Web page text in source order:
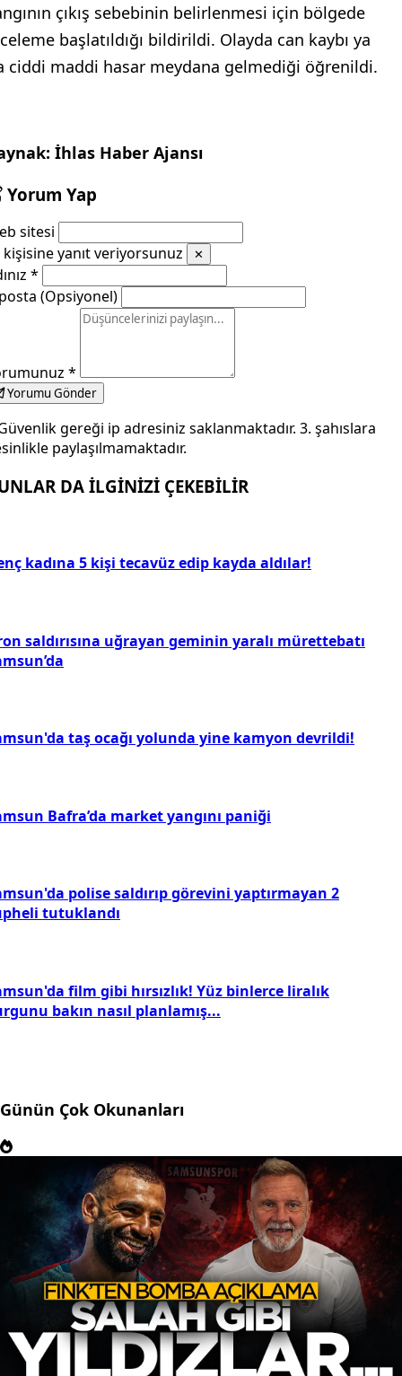
çıkış sebebinin belirlenmesi için bölgede
başlatıldığı bildirildi. Olayda can kaybı ya
ciddi maddi hasar meydana gelmediği öğrenildi.
İhlas Haber Ajansı
Yorum Yap
sitesi
kişisine yanıt veriyorsunuz
✕
*
(Opsiyonel)
*
Yorumu Gönder
gereği ip adresiniz saklanmaktadır. 3. şahıslara
paylaşılmamaktadır.
DA İLGİNİZİ ÇEKEBİLİR
kadına 5 kişi tecavüz edip kayda aldılar!
saldırısına uğrayan geminin yaralı mürettebatı
taş ocağı yolunda yine kamyon devrildi!
Bafra’da market yangını paniği
polise saldırıp görevini yaptırmayan 2
tutuklandı
film gibi hırsızlık! Yüz binlerce liralık
bakın nasıl planlamış...
Günün Çok Okunanları